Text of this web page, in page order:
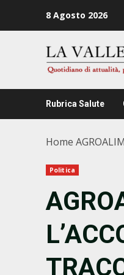
8 Agosto 2026
Rubrica Salute
Home
Politica